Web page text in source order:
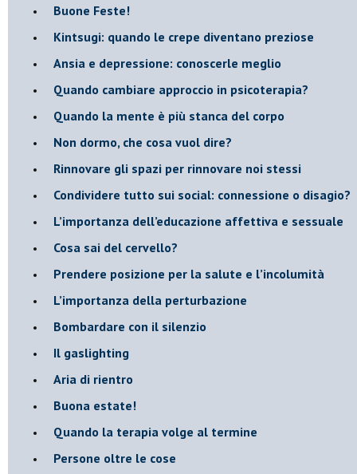
​Buone Feste!
​Kintsugi: quando le crepe diventano preziose
Ansia e depressione: conoscerle meglio
Quando cambiare approccio in psicoterapia?
​Quando la mente è più stanca del corpo
Non dormo, che cosa vuol dire?
​Rinnovare gli spazi per rinnovare noi stessi
​Condividere tutto sui social: connessione o disagio?
​L’importanza dell’educazione affettiva e sessuale
​Cosa sai del cervello?
Prendere posizione per la salute e l’incolumità
L’importanza della perturbazione
​Bombardare con il silenzio
Il gaslighting
Aria di rientro
Buona estate!
​Quando la terapia volge al termine
​Persone oltre le cose